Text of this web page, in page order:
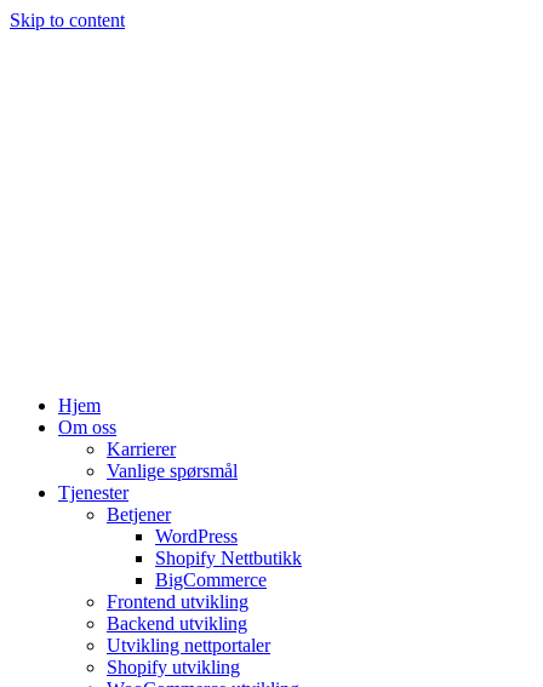
Skip to content
Hjem
Om oss
Karrierer
Vanlige spørsmål
Tjenester
Betjener
WordPress
Shopify Nettbutikk
BigCommerce
Frontend utvikling
Backend utvikling
Utvikling nettportaler
Shopify utvikling